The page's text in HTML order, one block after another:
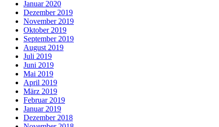
Januar 2020
Dezember 2019
November 2019
Oktober 2019
September 2019
August 2019
Juli 2019
Juni 2019
Mai 2019
April 2019
März 2019
Februar 2019
Januar 2019
Dezember 2018